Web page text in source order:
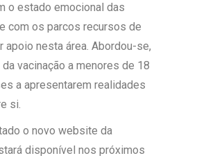
o estado emocional das
com os parcos recursos de
apoio nesta área. Abordou-se,
vacinação a menores de 18
a apresentarem realidades
si.
o novo website da
disponível nos próximos